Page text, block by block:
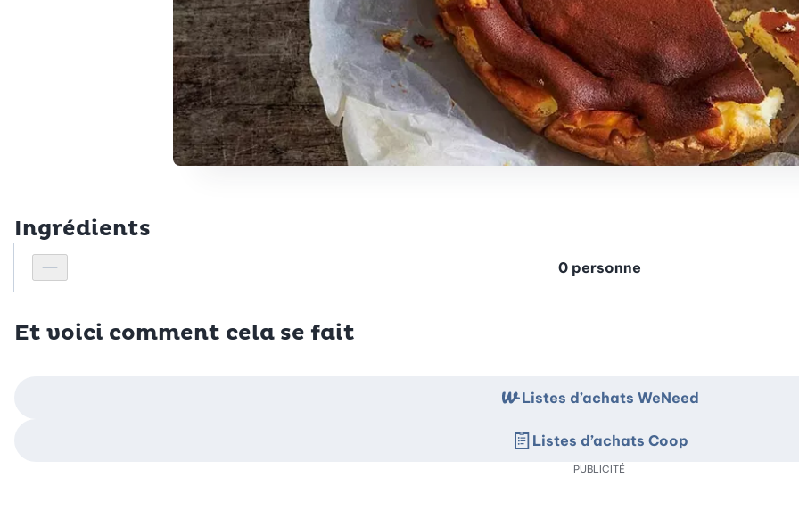
Ingrédients
Réduire le nombre de personnes
Personnes
Et voici comment cela se fait
Listes d’achats WeNeed
Listes d’achats Coop
PUBLICITÉ